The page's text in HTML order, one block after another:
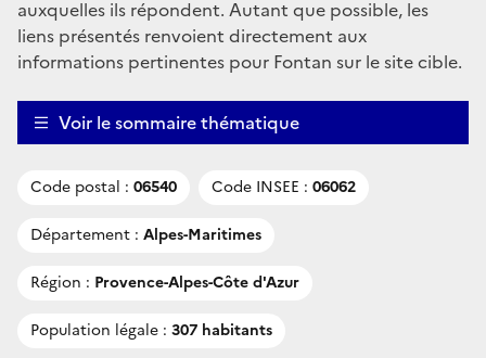
auxquelles ils répondent. Autant que possible, les
liens présentés renvoient directement aux
informations pertinentes pour Fontan sur le site cible.
Voir le sommaire thématique
Code postal : 06540 Code INSEE : 06062
Département : Alpes-Maritimes
Région : Provence-Alpes-Côte d'Azur
Population légale : 307 habitants